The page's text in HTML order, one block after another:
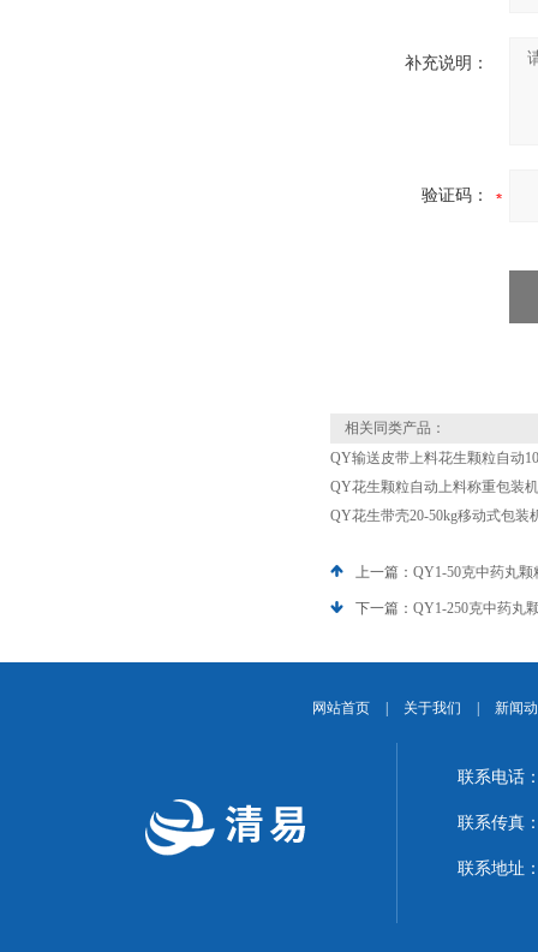
补充说明：
验证码：
相关同类产品：
QY输送皮带上料花生颗粒自动
QY花生颗粒自动上料称重包装
QY花生带壳20-50kg移动式包装
上一篇： QY1-50克中药丸
下一篇： QY1-250克中药丸
网站首页 关于我们 新闻
联系电话
联系传真
联系地址